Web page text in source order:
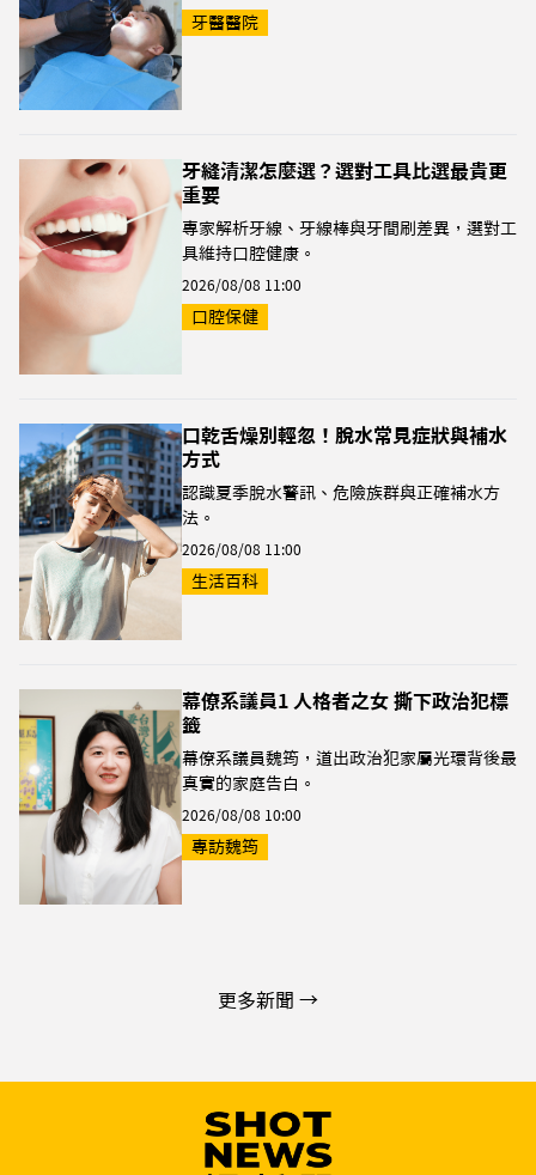
牙醫醫院
牙縫清潔怎麼選？選對工具比選最貴更
重要
專家解析牙線、牙線棒與牙間刷差異，選對工
具維持口腔健康。
2026/08/08 11:00
口腔保健
口乾舌燥別輕忽！脫水常見症狀與補水
方式
認識夏季脫水警訊、危險族群與正確補水方
法。
2026/08/08 11:00
生活百科
幕僚系議員1 人格者之女 撕下政治犯標
籤
幕僚系議員魏筠，道出政治犯家屬光環背後最
真實的家庭告白。
2026/08/08 10:00
專訪魏筠
更多新聞 →